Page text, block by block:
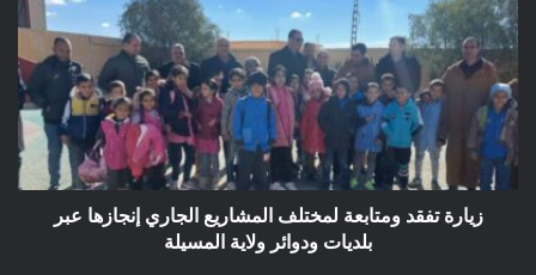
تفقد
ومتابعة
لمختلف
المشاريع
الجاري
إنجازها
عبر
بلديات
ودوائرزيارة تفقد ومتابعة لمختلف المشاريع الجاري إنجازها عبر
بلديات ودوائر ولاية المسيلة